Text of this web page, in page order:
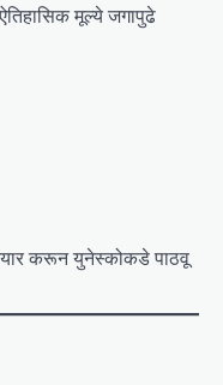
मूल्ये जगापुढे
करून युनेस्कोकडे पाठवू